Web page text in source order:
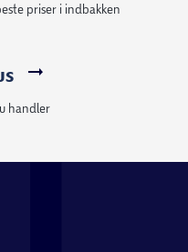
priser i indbakken
handler